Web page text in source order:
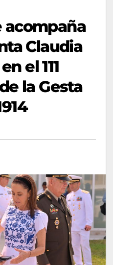
acompaña
Claudia
el 111
la Gesta